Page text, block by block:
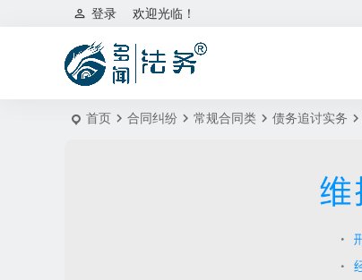
欢迎光临！
登录
首页 合同纠纷 常规合同类 债务追讨实务